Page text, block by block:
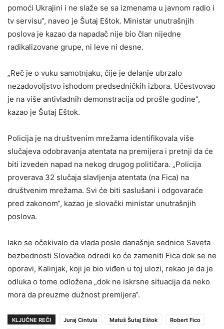
pomoći Ukrajini i ne slaže se sa izmenama u javnom radio i
tv servisu“, naveo je Šutaj Eštok. Ministar unutrašnjih
poslova je kazao da napadač nije bio član nijedne
radikalizovane grupe, ni leve ni desne.
„Reč je o vuku samotnjaku, čije je delanje ubrzalo
nezadovoljstvo ishodom predsedničkih izbora. Učestvovao
je na više antivladnih demonstracija od prošle godine“,
kazao je Šutaj Eštok.
Policija je na društvenim mrežama identifikovala više
slučajeva odobravanja atentata na premijera i pretnji da će
biti izveden napad na nekog drugog političara. „Policija
proverava 32 slučaja slavljenja atentata (na Fica) na
društvenim mrežama. Svi će biti saslušani i odgovaraće
pred zakonom“, kazao je slovački ministar unutrašnjih
poslova.
Iako se očekivalo da vlada posle današnje sednice Saveta
bezbednosti Slovačke odredi ko će zameniti Fica dok se ne
oporavi, Kalinjak, koji je bio viđen u toj ulozi, rekao je da je
odluka o tome odložena „dok ne iskrsne situacija da neko
mora da preuzme dužnost premijera“.
KLJUČNE REČI Juraj Cintula Matuš Šutaj Eštok
Robert Fico